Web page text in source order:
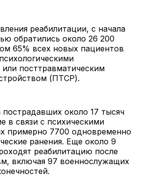
реабилитации, с начала
обратились около 26 200
65% всех новых пациентов
посттравматическим
(ПТСР).
около 17 тысяч
в связи с психическими
примерно 7700 одновременно
ранения. Еще около 9
реабилитацию после
включая 97 военнослужащих